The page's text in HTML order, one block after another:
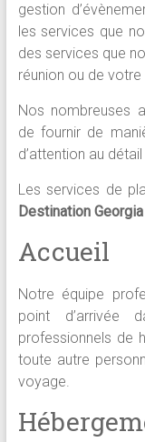
gestion
les services que
des services que
réunion ou de
Nos nombreuses
de fournir de
d’attention au
Les services de
Destination Georgia
Accueil
Notre équipe
point
professionnels de
toute autre
voyage.